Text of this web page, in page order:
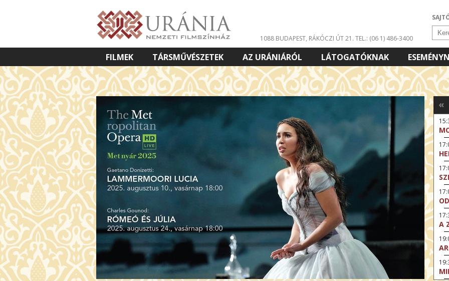
1088 BUDAPEST, RÁKÓCZI ÚT 21. TEL.: (06 1) 486-3400
FILMEK TÁRSMŰVÉSZETEK AZ URÁNIÁRÓL LÁTOGATÓKNAK
VETÍTETT KÉPES ELŐADÁSOK
«
A